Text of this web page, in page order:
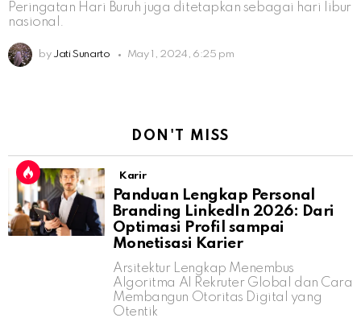
Peringatan Hari Buruh juga ditetapkan sebagai hari libur
nasional.
by Jati Sunarto May 1, 2024, 6:25 pm
DON'T MISS
Karir
Panduan Lengkap Personal
Branding LinkedIn 2026: Dari
Optimasi Profil sampai
Monetisasi Karier
Arsitektur Lengkap Menembus
Algoritma AI Rekruter Global dan Cara
Membangun Otoritas Digital yang
Otentik